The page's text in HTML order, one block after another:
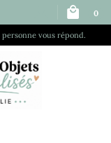
personne vous répond.
0